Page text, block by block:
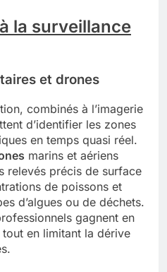
la surveillance
et drones
combinés à l’imagerie
d’identifier les zones
en temps quasi réel.
marins et aériens
relevés précis de surface
de poissons et
d’algues ou de déchets.
gagnent en
en limitant la dérive